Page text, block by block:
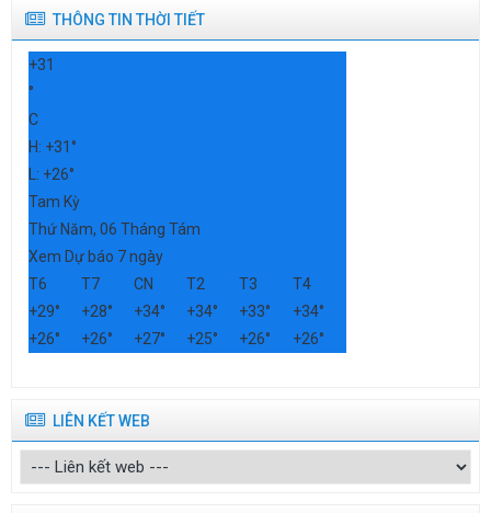
THÔNG TIN THỜI TIẾT
+31
°
C
H: +31°
L: +26°
Tam Kỳ
Thứ Năm, 06 Tháng Tám
Xem Dự báo 7 ngày
T6
T7 CN T2 T3
T4
+29° +28° +34° +34° +33° +34°
+26° +26° +27° +25° +26° +26°
LIÊN KẾT WEB